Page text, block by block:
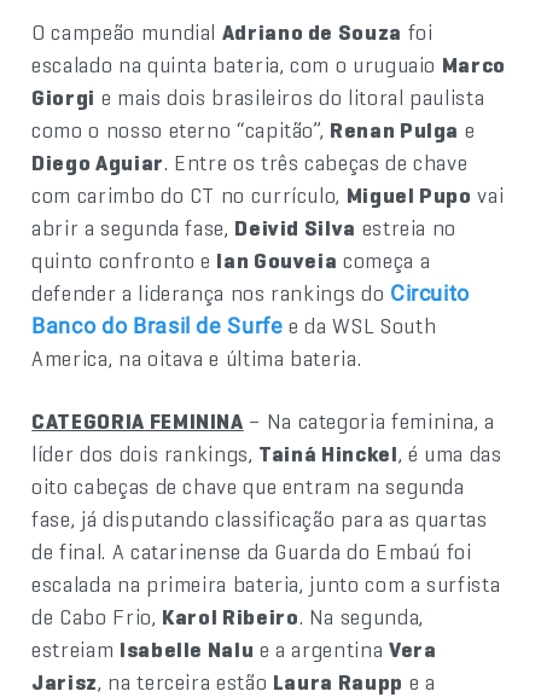
O campeão mundial Adriano de Souza foi
escalado na quinta bateria, com o uruguaio Marco
Giorgi e mais dois brasileiros do litoral paulista
como o nosso eterno “capitão”, Renan Pulga e
Diego Aguiar. Entre os três cabeças de chave
com carimbo do CT no currículo, Miguel Pupo vai
abrir a segunda fase, Deivid Silva estreia no
quinto confronto e Ian Gouveia começa a
defender a liderança nos rankings do Circuito
Banco do Brasil de Surfe e da WSL South
America, na oitava e última bateria.
CATEGORIA FEMININA – Na categoria feminina, a
líder dos dois rankings, Tainá Hinckel, é uma das
oito cabeças de chave que entram na segunda
fase, já disputando classificação para as quartas
de final. A catarinense da Guarda do Embaú foi
escalada na primeira bateria, junto com a surfista
de Cabo Frio, Karol Ribeiro. Na segunda,
estreiam Isabelle Nalu e a argentina Vera
Jarisz, na terceira estão Laura Raupp e a